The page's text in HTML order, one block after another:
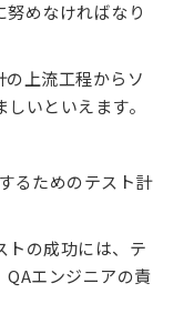
めなければなり
の上流工程からソ
いといえます。
るためのテスト計
トの成功には、テ
QAエンジニアの責